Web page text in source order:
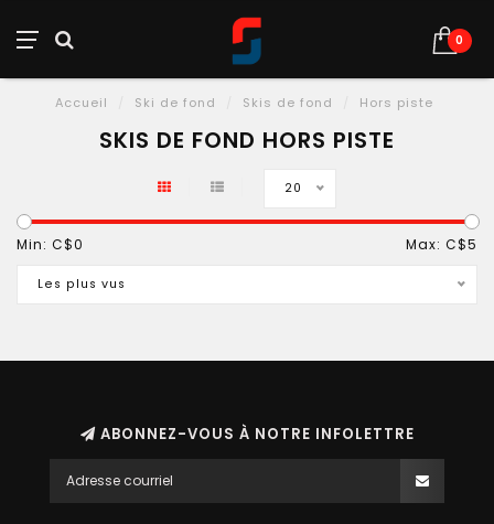
0
Accueil Ski de fond Skis de fond Hors piste
SKIS DE FOND HORS PISTE
20
Min: C$0 Max: C$5
Les plus vus
ABONNEZ-VOUS À NOTRE INFOLETTRE